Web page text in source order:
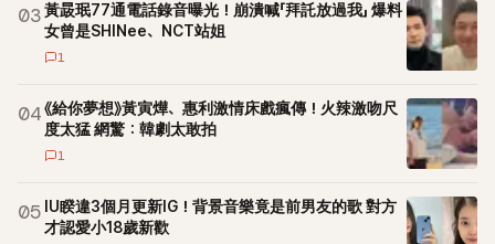
03黃晸珉77通電話錄音曝光！崩潰喊「拜託放過我」 爆料
女曾是SHINee、NCT站姐
1
04《給你夢想》黃寅燁、惠利激情床戲瘋傳！火辣激吻尺
度太猛 網驚：韓劇太敢拍
1
05 IU睽違3個月更新IG！背景音樂竟是前男友的歌 對方
才認愛小18歲新歡